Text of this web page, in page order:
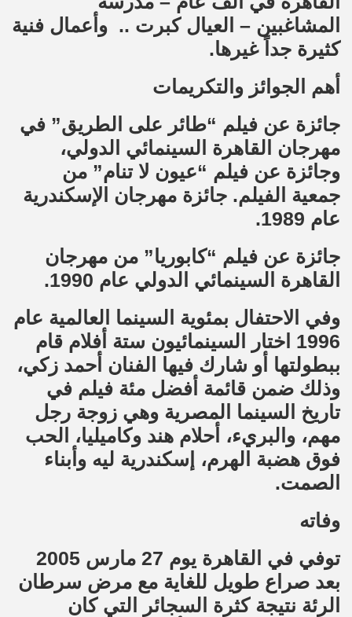
المشاغبين – العيال كبرت .. وأعمال فنية
كثيرة جداً غيرها.
أهم الجوائز والتكريمات
جائزة عن فيلم “طائر على الطريق” في
مهرجان القاهرة السينمائي الدولي،
وجائزة عن فيلم “عيون لا تنام” من
جمعية الفيلم. جائزة مهرجان الإسكندرية
عام 1989.
جائزة عن فيلم “كابوريا” من مهرجان
القاهرة السينمائي الدولي عام 1990.
وفي الاحتفال بمئوية السينما العالمية عام
1996 اختار السينمائيون ستة أفلام قام
ببطولتها أو شارك فيها الفنان أحمد زكي،
وذلك ضمن قائمة أفضل مئة فيلم في
تاريخ السينما المصرية وهي زوجة رجل
مهم، والبريء، أحلام هند وكاميليا، الحب
فوق هضبة الهرم، إسكندرية ليه وأبناء
الصمت.
وفاته
توفي في القاهرة يوم 27 مارس 2005
بعد صراع طويل للغاية مع مرض سرطان
الرئة نتيجة كثرة السجائر التي كان